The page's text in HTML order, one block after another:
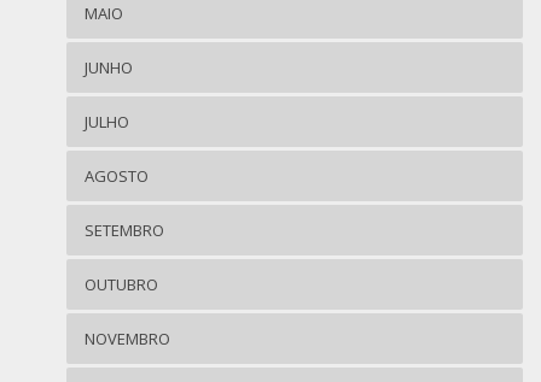
MAIO
JUNHO
JULHO
AGOSTO
SETEMBRO
OUTUBRO
NOVEMBRO